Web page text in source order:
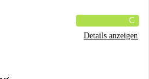
C
Details anzeigen